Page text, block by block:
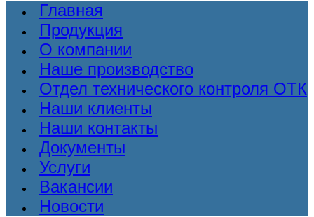
Главная
Продукция
О компании
Наше производство
Отдел технического контроля ОТК
Наши клиенты
Наши контакты
Документы
Услуги
Вакансии
Новости